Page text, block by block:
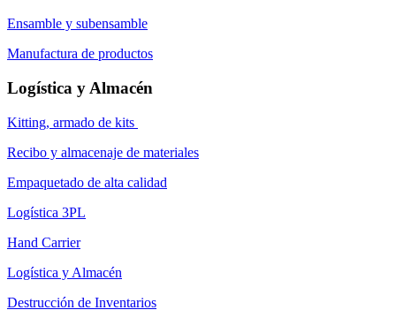
Ensamble y subensamble
Manufactura de productos
Logística y Almacén
Kitting, armado de kits
Recibo y almacenaje de materiales
Empaquetado de alta calidad
Logística 3PL
Hand Carrier
Logística y Almacén
Destrucción de Inventarios